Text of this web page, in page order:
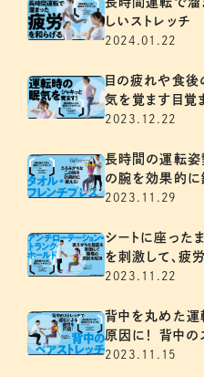
しいストレッチ
2024.01.22
目の疲れや食
気を覚ます目覚
2023.12.22
長時間の運転姿
の腕を効果的に
2023.11.29
シートに座った
を刺激して、疲
2023.11.22
背中を丸めた運
原因に！ 背中の
2023.11.15